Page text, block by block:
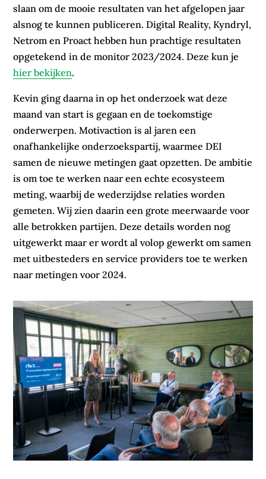
slaan om de mooie resultaten van het afgelopen jaar
alsnog te kunnen publiceren. Digital Reality, Kyndryl,
Netrom en Proact hebben hun prachtige resultaten
opgetekend in de monitor 2023/2024. Deze kun je
hier bekijken.
Kevin ging daarna in op het onderzoek wat deze
maand van start is gegaan en de toekomstige
onderwerpen. Motivaction is al jaren een
onafhankelijke onderzoekspartij, waarmee DEI
samen de nieuwe metingen gaat opzetten. De ambitie
is om toe te werken naar een echte ecosysteem
meting, waarbij de wederzijdse relaties worden
gemeten. Wij zien daarin een grote meerwaarde voor
alle betrokken partijen. Deze details worden nog
uitgewerkt maar er wordt al volop gewerkt om samen
met uitbesteders en service providers toe te werken
naar metingen voor 2024.